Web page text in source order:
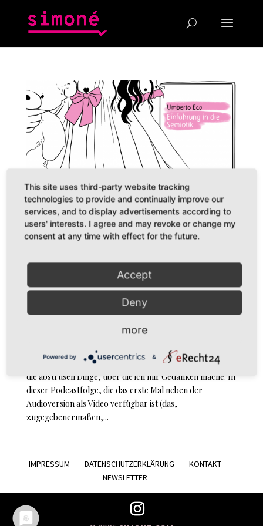
DiesDas & The Other Episode 10: Not Nabokov
Podcast Not Nabokov // Episode 10: Not
Nabokov//DiesDas & The Other ist ein Podcast über all
die abstrusen Dinge, über die ich mir Gedanken mache. In
dieser Podcastfolge, die das erste Mal neben der
Audioversion als Video verfügbar ist (das,
zugegebenermaßen,...
IMPRESSUM DATENSCHUTZERKLÄRUNG
KONTAKT
NEWSLETTER
This site uses third-party website tracking
technologies to provide and continually improve our
services, and to display advertisements according to
users' interests. I agree and may revoke or change my
consent at any time with effect for the future.
Accept
Deny
more
Powered by &